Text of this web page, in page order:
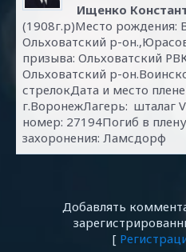
Ищенко
(1908г.р)Место рождения:
Ольховатский р-
призыва: Ольховатский
Ольховатский р-
стрелокДата и место
г.ВоронежЛагерь: шталаг
номер: 27194Погиб в
захоронения: Ламсдорф
Добавлять
[